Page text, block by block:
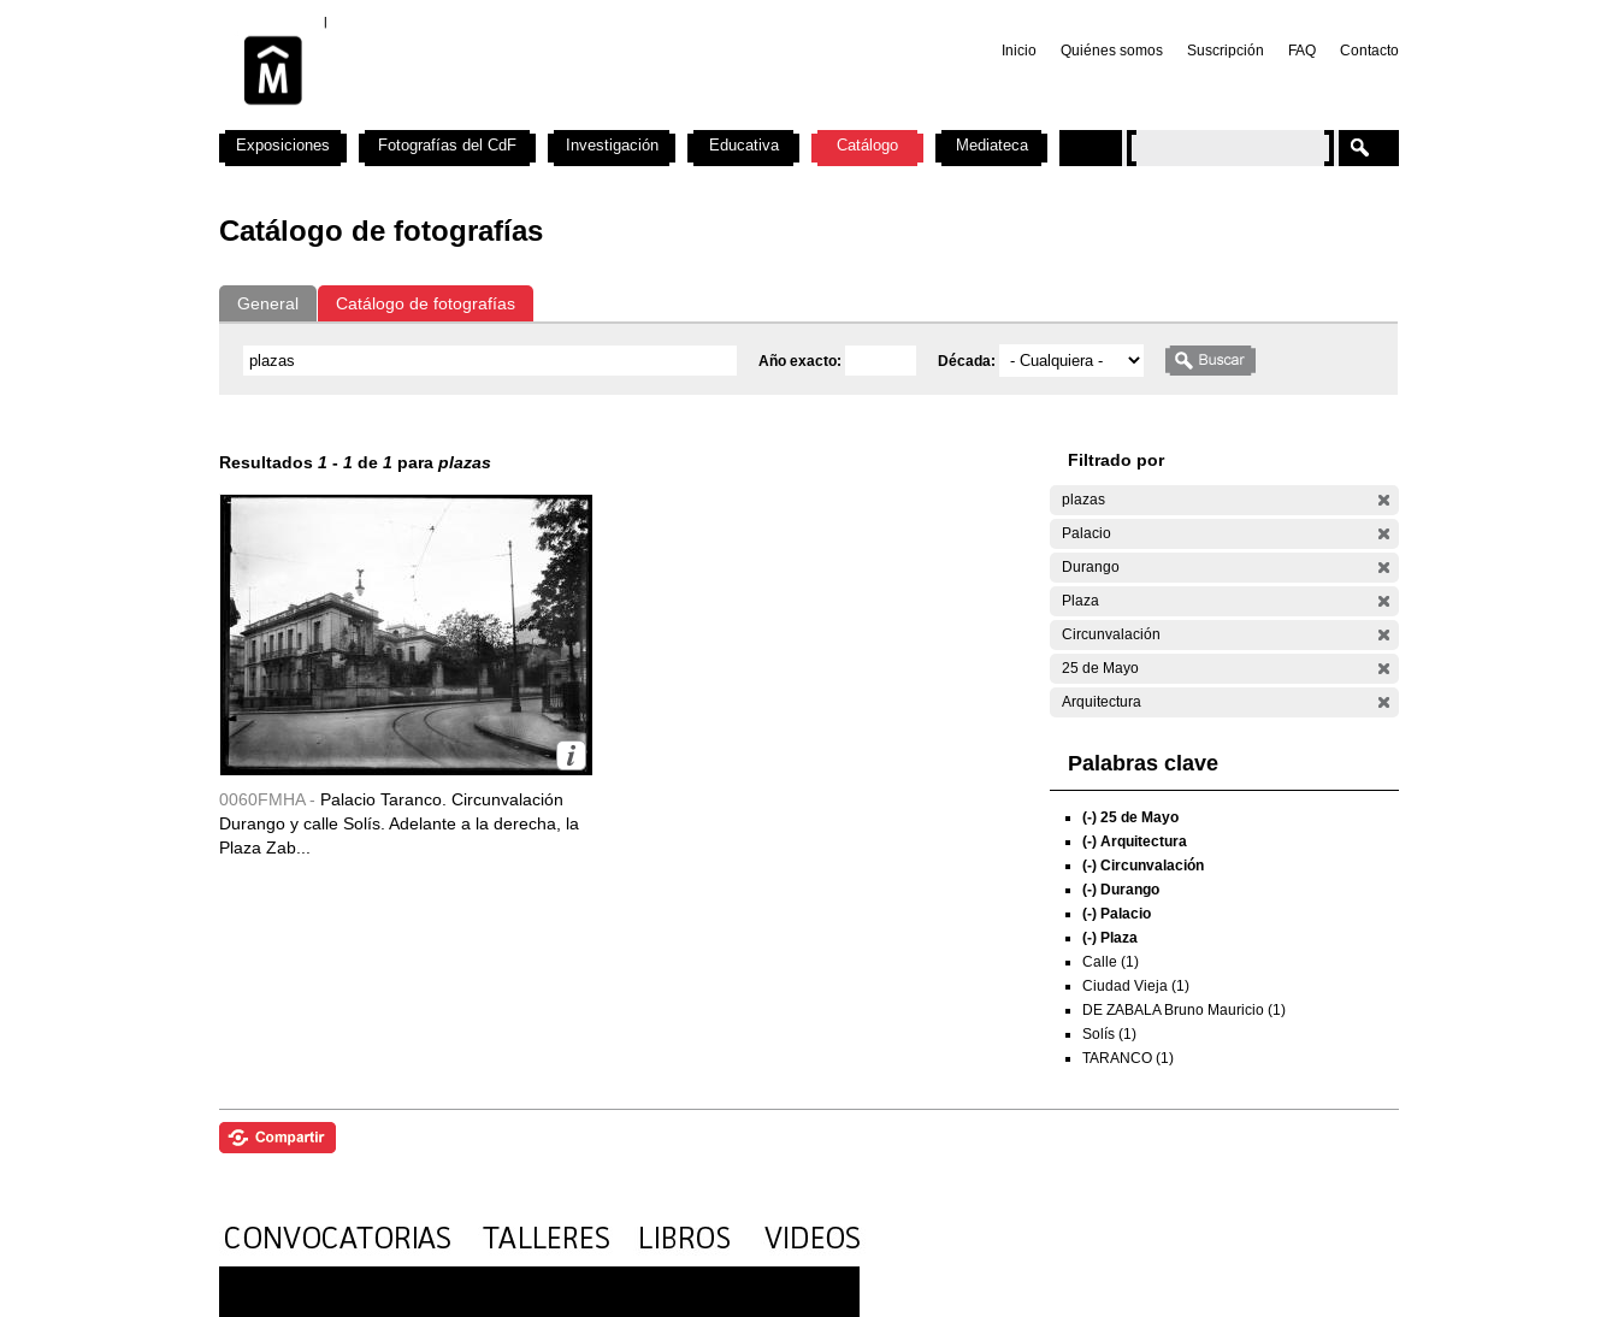
Inicio Quiénes somos Suscripción FAQ Contacto
Catálogo de fotografías
General Catálogo de fotografías
Año exacto: Década:
Resultados 1 - 1 de 1 para plazas
0060FMHA - Palacio Taranco. Circunvalación
Durango y calle Solís. Adelante a la derecha, la
Plaza Zab...
Filtrado por
plazas
Palacio
Durango
Plaza
Circunvalación
25 de Mayo
Arquitectura
Palabras clave
(-) 25 de Mayo
(-) Arquitectura
(-) Circunvalación
(-) Durango
(-) Palacio
(-) Plaza
Calle (1)
Ciudad Vieja (1)
DE ZABALA Bruno Mauricio (1)
Solís (1)
TARANCO (1)
Exposiciones Fotografías del CdF Investigación Educativa Catálogo Mediateca